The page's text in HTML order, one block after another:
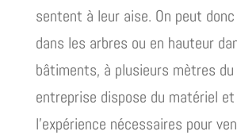
sentent à leur aise. On peut
dans les arbres ou en hauteur
bâtiments, à plusieurs mètres
entreprise dispose du matériel
l’expérience nécessaires pour